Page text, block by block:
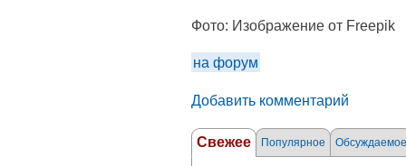
Фото: Изображение от Freepik
на форум
Добавить комментарий
Свежее Популярное Обсуждаемое